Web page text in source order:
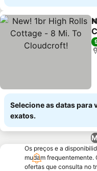
Selecione as datas para
exatos.
Os preços e a
mudam frequentemente.
ofertas que consulta no